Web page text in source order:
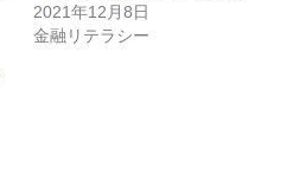
2021年12月8日
金融リテラシー